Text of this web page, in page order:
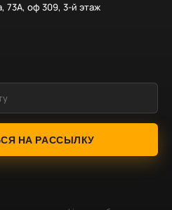
73А, оф 309, 3-й этаж
НА РАССЫЛКУ